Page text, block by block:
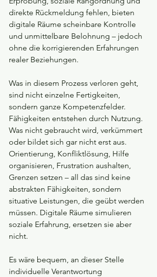
direkte Rückmeldung fehlen, bieten
digitale Räume scheinbare Kontrolle
und unmittelbare Belohnung – jedoch
ohne die korrigierenden Erfahrungen
realer Beziehungen.
Was in diesem Prozess verloren geht,
sind nicht einzelne Fertigkeiten,
sondern ganze Kompetenzfelder.
Fähigkeiten entstehen durch Nutzung.
Was nicht gebraucht wird, verkümmert
oder bildet sich gar nicht erst aus.
Orientierung, Konfliktlösung, Hilfe
organisieren, Frustration aushalten,
Grenzen setzen – all das sind keine
abstrakten Fähigkeiten, sondern
situative Leistungen, die geübt werden
müssen. Digitale Räume simulieren
soziale Erfahrung, ersetzen sie aber
nicht.
Es wäre bequem, an dieser Stelle
individuelle Verantwortung